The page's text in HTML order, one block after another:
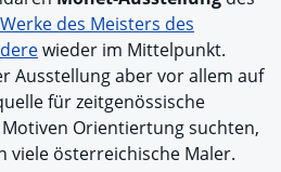
Werke des Meisters des
wieder im Mittelpunkt.
Ausstellung aber vor allem auf
für zeitgenössische
Orientiertung suchten,
österreichische Maler.